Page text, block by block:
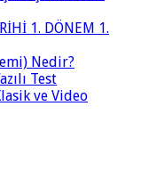
1. DÖNEM 1.
Nedir?
Test
ve Video